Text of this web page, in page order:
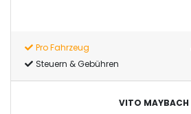
Pro Fahrzeug
Steuern & Gebühren
VITO MAYBACH